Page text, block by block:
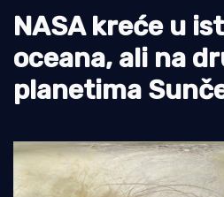
Tradicija i kultura
NASA kreće u
oceana, ali na
planetima